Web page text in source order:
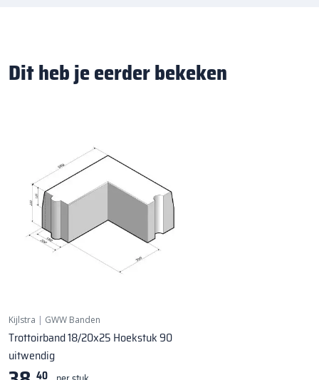
Dit heb je eerder bekeken
Kijlstra | GWW Banden
Trottoirband 18/20x25 Hoekstuk 90
uitwendig
40